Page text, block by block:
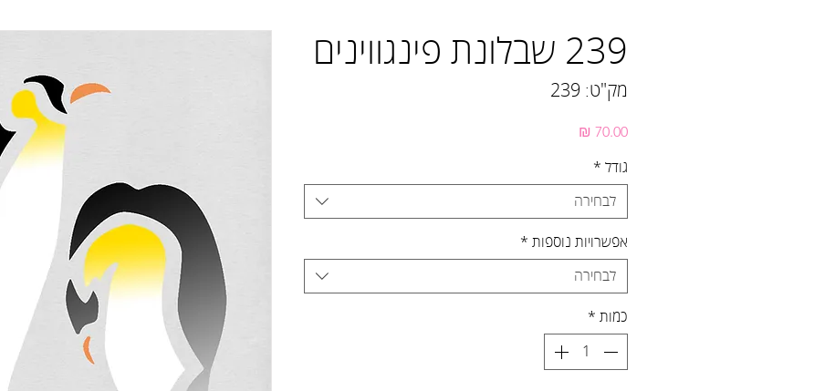
239 שבלונת פינגווינים
מק"ט: 239
גודל *
לבחירה
אפשרויות נוספות *
לבחירה
כמות *